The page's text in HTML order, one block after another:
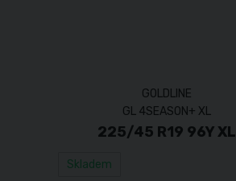
GOLDLINE
GL 4SEASON+ XL
225/45 R19 96Y XL
Skladem